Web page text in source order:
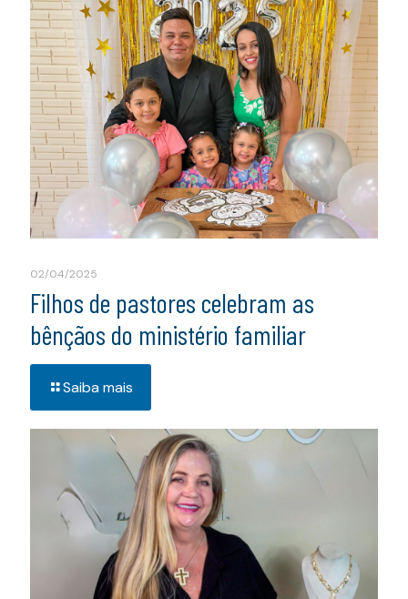
02/04/2025
Filhos de pastores celebram as
bênçãos do ministério familiar
Saiba mais